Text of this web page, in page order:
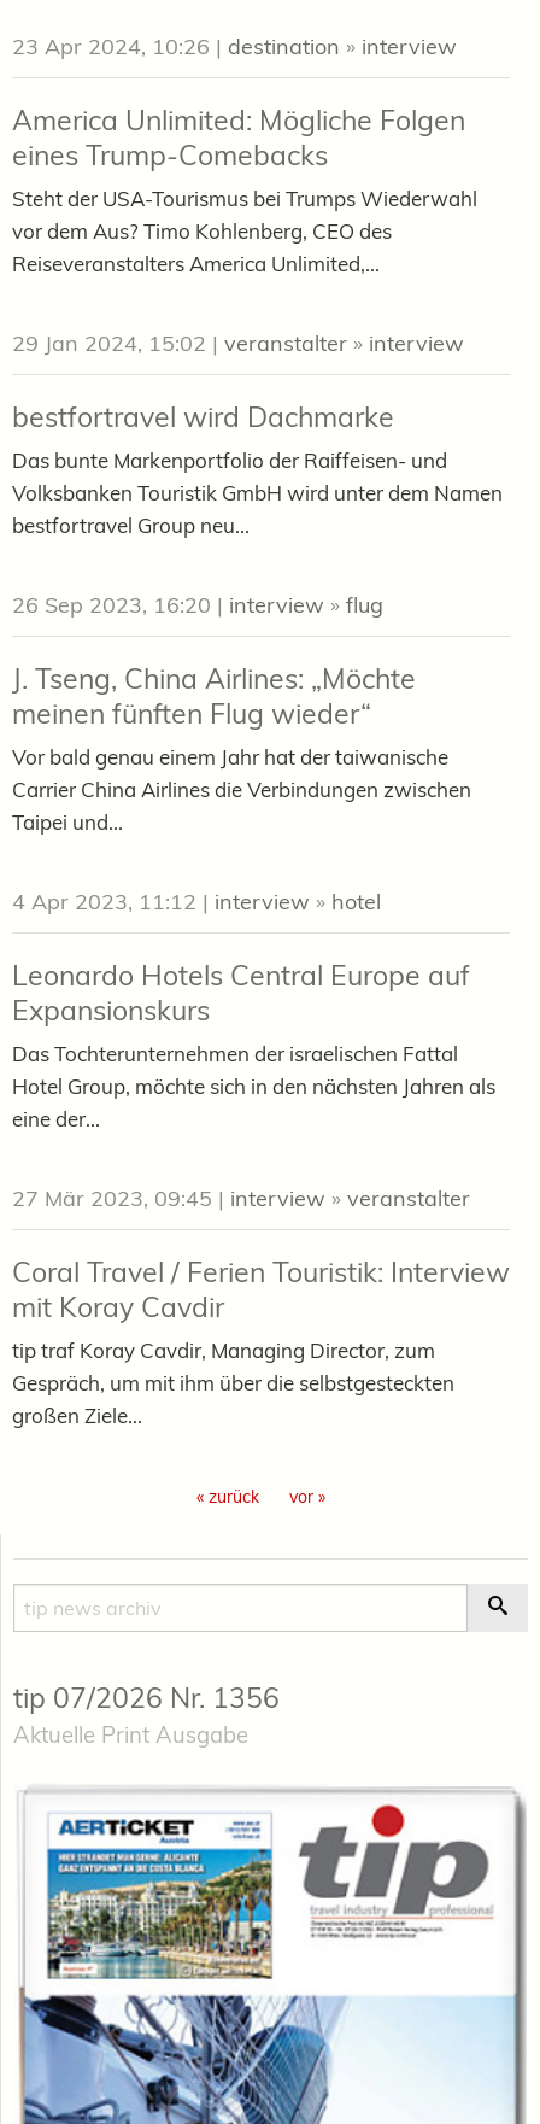
23 Apr 2024, 10:26 | destination » interview
America Unlimited: Mögliche Folgen
eines Trump-Comebacks
Steht der USA-Tourismus bei Trumps Wiederwahl
vor dem Aus? Timo Kohlenberg, CEO des
Reiseveranstalters America Unlimited,...
29 Jan 2024, 15:02 | veranstalter » interview
bestfortravel wird Dachmarke
Das bunte Markenportfolio der Raiffeisen- und
Volksbanken Touristik GmbH wird unter dem Namen
bestfortravel Group neu...
26 Sep 2023, 16:20 | interview » flug
J. Tseng, China Airlines: „Möchte
meinen fünften Flug wieder“
Vor bald genau einem Jahr hat der taiwanische
Carrier China Airlines die Verbindungen zwischen
Taipei und...
4 Apr 2023, 11:12 | interview » hotel
Leonardo Hotels Central Europe auf
Expansionskurs
Das Tochterunternehmen der israelischen Fattal
Hotel Group, möchte sich in den nächsten Jahren als
eine der...
27 Mär 2023, 09:45 | interview » veranstalter
Coral Travel / Ferien Touristik: Interview
mit Koray Cavdir
tip traf Koray Cavdir, Managing Director, zum
Gespräch, um mit ihm über die selbstgesteckten
großen Ziele...
« zurück vor »
Suche
tip 07/2026 Nr. 1356
Aktuelle Print Ausgabe